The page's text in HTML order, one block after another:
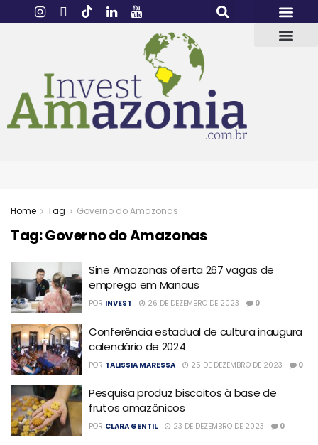
Home Tag Governo do Amazonas
Tag:Governo do Amazonas
Sine Amazonas oferta 267 vagas de
emprego em Manaus
POR INVEST 26 DE DEZEMBRO DE 2023 0
Conferência estadual de cultura inaugura
calendário de 2024
POR TALISSIA MARESSA 25 DE DEZEMBRO DE 2023 0
Pesquisa produz biscoitos à base de
frutos amazônicos
POR CLARA GENTIL 23 DE DEZEMBRO DE 2023 0